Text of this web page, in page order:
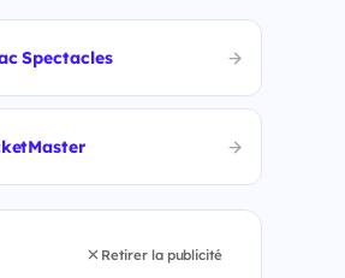
Spectacles
Retirer la publicité